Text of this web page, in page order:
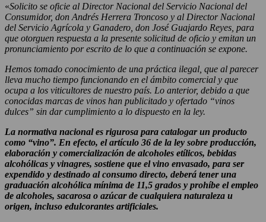
«Solicito se oficie al Director Nacional del Servicio Nacional del
Consumidor, don Andrés Herrera Troncoso y al Director Nacional
del Servicio Agrícola y Ganadero, don José Guajardo Reyes, para
que otorguen respuesta a la presente solicitud de oficio y emitan un
pronunciamiento por escrito de lo que a continuación se expone.
Hemos tomado conocimiento de una práctica ilegal, que al parecer
lleva mucho tiempo funcionando en el ámbito comercial y que
ocupa a los viticultores de nuestro país. Lo anterior, debido a que
conocidas marcas de vinos han publicitado y ofertado “vinos
dulces” sin dar cumplimiento a lo dispuesto en la ley.
La normativa nacional es rigurosa para catalogar un producto
como “vino”. En efecto, el artículo 36 de la ley sobre producción,
elaboración y comercialización de alcoholes etílicos, bebidas
alcohólicas y vinagres, sostiene que el vino envasado, para ser
expendido y destinado al consumo directo, deberá tener una
graduación alcohólica mínima de 11,5 grados y prohíbe el empleo
de alcoholes, sacarosa o azúcar de cualquiera naturaleza u
origen, incluso edulcorantes artificiales.